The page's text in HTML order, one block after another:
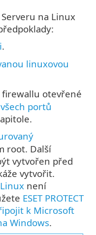
Serveru na Linux
.
linuxovou
otevřené
portů
root. Další
vytvořen před
vytvořit.
není
ESET PROTECT
k Microsoft
Windows.